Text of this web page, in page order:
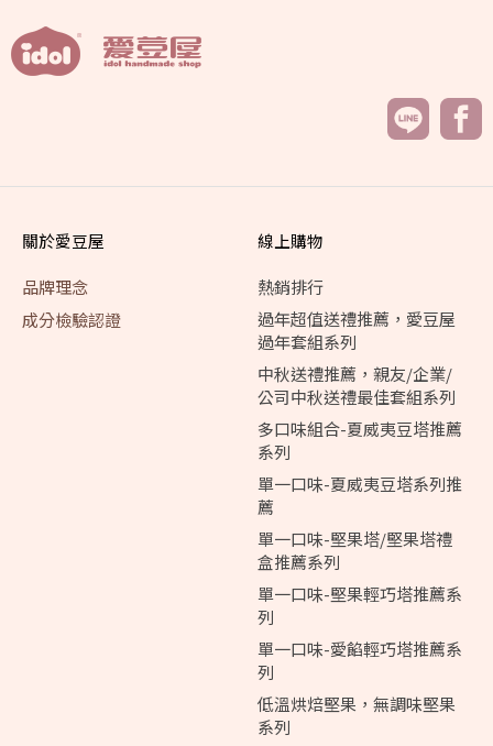
關於愛豆屋
品牌理念
成分檢驗認證
線上購物
熱銷排行
過年超值送禮推薦，愛豆屋
過年套組系列
中秋送禮推薦，親友/企業/
公司中秋送禮最佳套組系列
多口味組合-夏威夷豆塔推薦
系列
單一口味-夏威夷豆塔系列推
薦
單一口味-堅果塔/堅果塔禮
盒推薦系列
單一口味-堅果輕巧塔推薦系
列
單一口味-愛餡輕巧塔推薦系
列
低溫烘焙堅果，無調味堅果
系列